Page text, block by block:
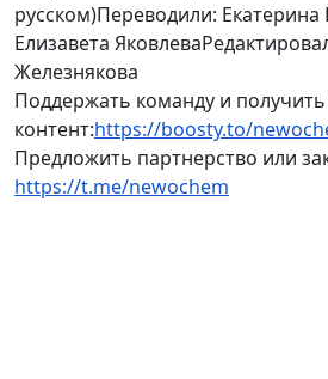
русском)Переводили: Екатерина
Елизавета
Железнякова
Поддержать команду и
контент:https://boosty.to/
Предложить партнерство или
https://t.me/newochem